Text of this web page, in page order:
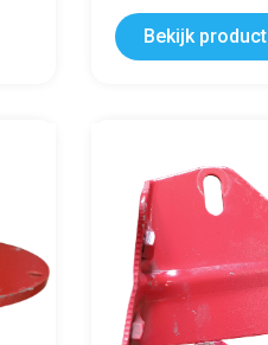
Bekijk product